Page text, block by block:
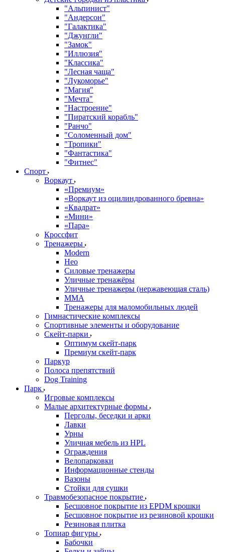
"Альпинист"
"Андерсон"
"Галактика"
"Джунгли"
"Замок"
"Иллюзия"
"Классика"
"Лесная чаща"
"Лукоморье"
"Магия"
"Мечта"
"Настроение"
"Пиратский корабль"
"Ранчо"
"Соломенный дом"
"Тропики"
"Фантастика"
"Фитнес"
Спорт
Воркаут
«Премиум»
«Воркаут из оцилиндрованного бревна»
«Квадрат»
«Мини»
«Пара»
Кроссфит
Тренажеры
Modern
Нео
Силовые тренажеры
Уличные тренажёры
Уличные тренажеры (нержавеющая сталь)
ММА
Тренажеры для маломобильных людей
Гимнастические комплексы
Спортивные элементы и оборудование
Скейт-парки
Оптимум скейт-парк
Премиум скейт-парк
Паркур
Полоса препятствий
Dog Training
Парк
Игровые комплексы
Малые архитектурные формы
Перголы, беседки и арки
Лавки
Урны
Уличная мебель из HPL
Ограждения
Велопарковки
Информационные стенды
Вазоны
Стойки для сушки
Травмобезопасное покрытие
Бесшовное покрытие из EPDM крошки
Бесшовное покрытие из резиновой крошки
Резиновая плитка
Топиар фигуры
Бабочки